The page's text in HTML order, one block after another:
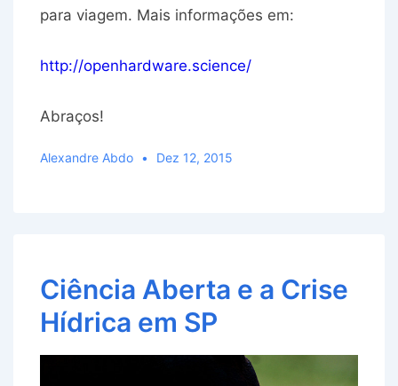
para viagem. Mais informações em:
http://openhardware.science/
Abraços!
Alexandre Abdo Dez 12, 2015
Ciência Aberta e a Crise
Hídrica em SP